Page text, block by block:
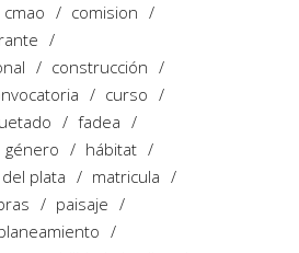
cmao
comision
construcción
curso
fadea
género
hábitat
plata
matricula
paisaje